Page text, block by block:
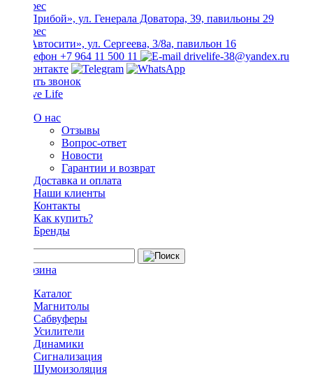
ТЦ «Прибой», ул. Генерала Доватора, 39, павильоны 29
ТЦ «Автосити», ул. Сергеева, 3/8а, павильон 16
+7 964 11 500 11
drivelife-38@yandex.ru
Заказать звонок
О нас
Отзывы
Вопрос-ответ
Новости
Гарантии и возврат
Доставка и оплата
Наши клиенты
Контакты
Как купить?
Бренды
Каталог
Магнитолы
Сабвуферы
Усилители
Динамики
Сигнализация
Шумоизоляция